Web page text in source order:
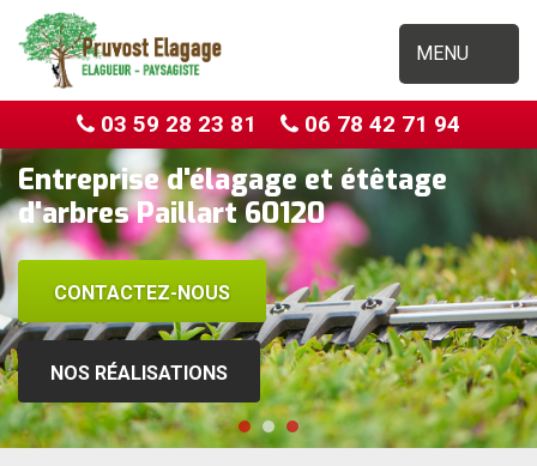
MENU
03 59 28 23 81 06 78 42 71 94
Entreprise d'élagage et étêtage
d'arbres Paillart 60120
CONTACTEZ-NOUS
NOS RÉALISATIONS